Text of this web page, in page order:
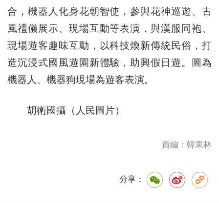
合，機器人化身花朝智使，參與花神巡遊、古
風禮儀展示、現場互動等表演，與漢服同袍、
現場遊客趣味互動，以科技煥新傳統民俗，打
造沉浸式國風遊園新體驗，助興假日遊。圖為
機器人、機器狗現場為遊客表演。
胡衛國攝（人民圖片）
責編：韓東林
分享：